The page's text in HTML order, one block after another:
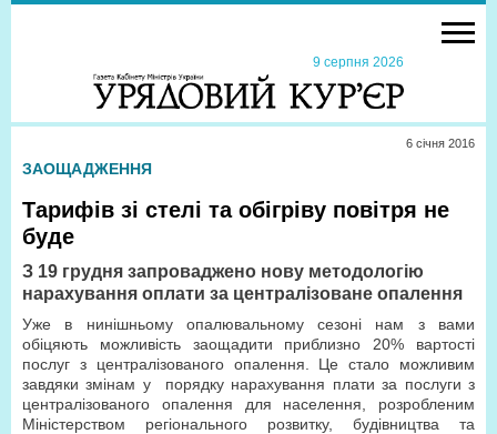
9 серпня 2026
6 сiчня 2016
ЗАОЩАДЖЕННЯ
Тарифів зі стелі та обігріву повітря не
буде
З 19 грудня запроваджено нову методологію
нарахування оплати за централізоване опалення
Уже в нинішньому опалювальному сезоні нам з вами
обіцяють можливість заощадити приблизно 20% вартості
послуг з централізованого опалення. Це стало можливим
завдяки змінам у порядку нарахування плати за послуги з
централізованого опалення для населення, розробленим
Міністерством регіонального розвитку, будівництва та